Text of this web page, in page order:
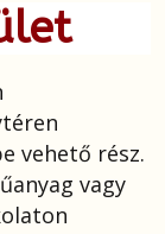
vehető rész.
vagy